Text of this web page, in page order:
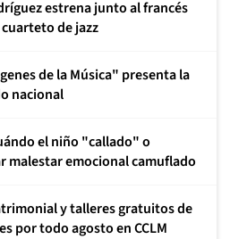
estrena junto al francés
de jazz
de la Música" presenta la
nacional
el niño "callado" o
emocional camuflado
y talleres gratuitos de
por todo agosto en CCLM